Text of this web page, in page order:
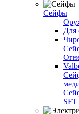
Сейфы
Для
SFT